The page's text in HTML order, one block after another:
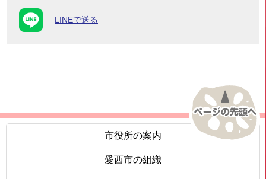
LINEで送る
市役所の案内
愛西市の組織